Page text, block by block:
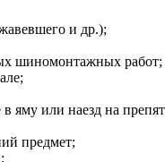
и др.);
шиномонтажных работ;
яму или наезд на
предмет;